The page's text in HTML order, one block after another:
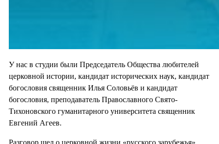
У нас в студии были Председатель Общества любителей
церковной истории, кандидат исторических наук, кандидат
богословия священник Илья Соловьёв и кандидат
богословия, преподаватель Православного Свято-
Тихоновского гуманитарного университета священник
Евгений Агеев.
Разговор шел о церковной жизни «русского зарубежья»